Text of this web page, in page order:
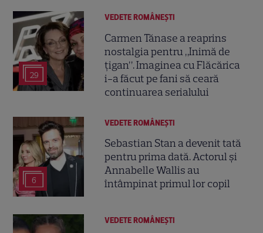
29
VEDETE ROMÂNEŞTI
Carmen Tănase a reaprins
nostalgia pentru „Inimă de
țigan”. Imaginea cu Flăcărica
i-a făcut pe fani să ceară
continuarea serialului
6
VEDETE ROMÂNEŞTI
Sebastian Stan a devenit tată
pentru prima dată. Actorul și
Annabelle Wallis au
întâmpinat primul lor copil
VEDETE ROMÂNEŞTI